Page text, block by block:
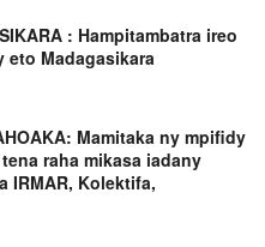
: Hampitambatra ireo
Madagasikara
Mamitaka ny mpifidy
raha mikasa iadany
IRMAR, Kolektifa,